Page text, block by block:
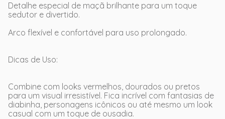
Detalhe especial de maçã brilhante para um toque
sedutor e divertido.
Arco flexível e confortável para uso prolongado.
Dicas de Uso:
Combine com looks vermelhos, dourados ou pretos
para um visual irresistível. Fica incrível com fantasias de
diabinha, personagens icônicos ou até mesmo um look
casual com um toque de ousadia.